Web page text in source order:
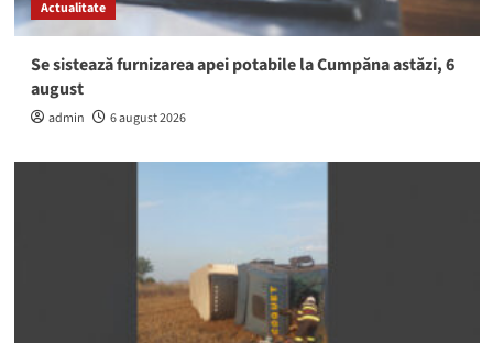
Actualitate
Se sistează furnizarea apei potabile la Cumpăna astăzi, 6
august
admin 6 august 2026